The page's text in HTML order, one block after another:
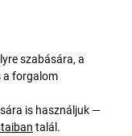
szabására, a
a forgalom
is használjuk —
talál.